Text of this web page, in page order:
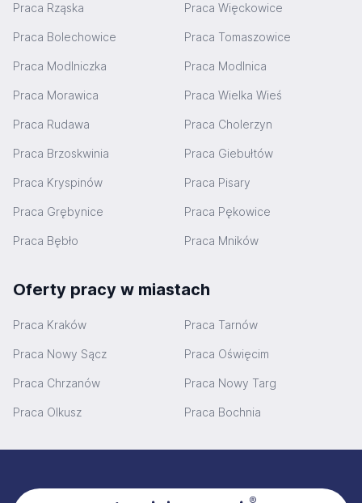
Praca Rząska Praca Więckowice
Praca Bolechowice Praca Tomaszowice
Praca Modlniczka Praca Modlnica
Praca Morawica Praca Wielka Wieś
Praca Rudawa Praca Cholerzyn
Praca Brzoskwinia Praca Giebułtów
Praca Kryspinów Praca Pisary
Praca Grębynice Praca Pękowice
Praca Bębło Praca Mników
Oferty pracy w miastach
Praca Kraków Praca Tarnów
Praca Nowy Sącz Praca Oświęcim
Praca Chrzanów Praca Nowy Targ
Praca Olkusz Praca Bochnia